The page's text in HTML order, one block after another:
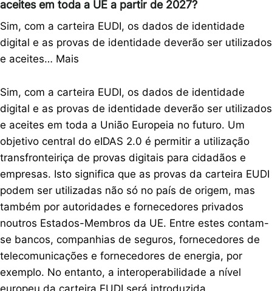
aceites em toda a UE a partir de 2027?
Sim, com a carteira EUDI, os dados de identidade
digital e as provas de identidade deverão ser utilizados
e aceites… Mais
Sim, com a carteira EUDI, os dados de identidade
digital e as provas de identidade deverão ser utilizados
e aceites em toda a União Europeia no futuro. Um
objetivo central do eIDAS 2.0 é permitir a utilização
transfronteiriça de provas digitais para cidadãos e
empresas. Isto significa que as provas da carteira EUDI
podem ser utilizadas não só no país de origem, mas
também por autoridades e fornecedores privados
noutros Estados-Membros da UE. Entre estes contam-
se bancos, companhias de seguros, fornecedores de
telecomunicações e fornecedores de energia, por
exemplo. No entanto, a interoperabilidade a nível